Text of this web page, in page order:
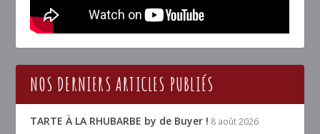
NOS DERNIERS ARTICLES PUBLIÉS
TARTE À LA RHUBARBE by de Buyer ! 8 août 2026